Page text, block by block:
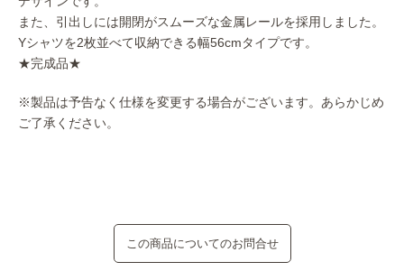
また、引出しには開閉がスムーズな金属レールを採用しました。
Yシャツを2枚並べて収納できる幅56cmタイプです。
★完成品★
※製品は予告なく仕様を変更する場合がございます。あらかじめ
ご了承ください。
この商品についてのお問合せ